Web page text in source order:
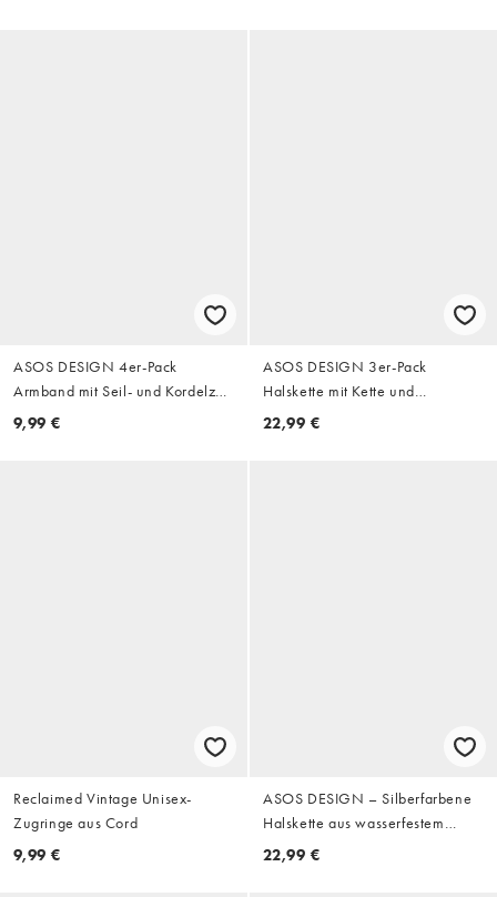
ASOS DESIGN 4er-Pack
Armband mit Seil- und Kordelzug
in Mehrfarbig
9,99 €
ASOS DESIGN 3er-Pack
Halskette mit Kette und
Kunstperlen in Silber
22,99 €
Reclaimed Vintage Unisex-
Zugringe aus Cord
9,99 €
ASOS DESIGN – Silberfarbene
Halskette aus wasserfestem
Edelstahl mit Federanhänger
22,99 €